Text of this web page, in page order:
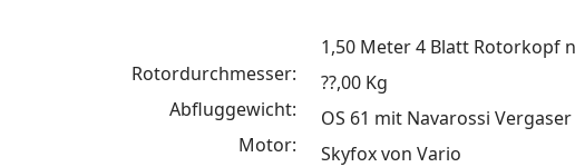
Rotordurchmesser:
Abfluggewicht:
Motor:
1,50 Meter 4 Blatt Rotorkopf
??,00 Kg
OS 61 mit Navarossi Vergaser
Skyfox von Vario